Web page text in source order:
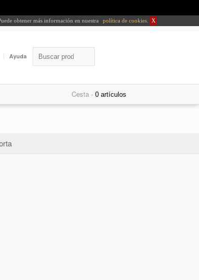
obtener más información en nuestra política de cookies X
Ayuda
Cesta -